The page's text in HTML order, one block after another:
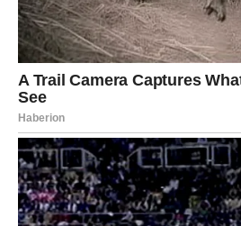
Poruka za Ribe:
Veruj srcu – ono sada vidi jasnije